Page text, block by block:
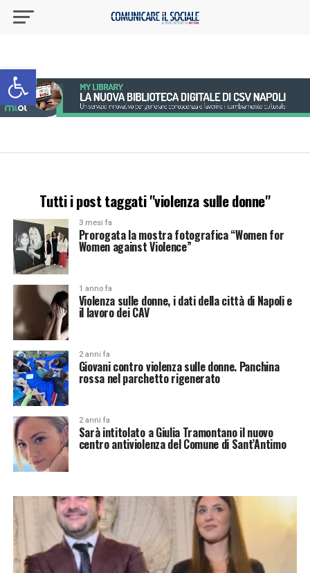
Apri la barra degli strumenti
Tutti i post taggati "violenza sulle donne"
3 mesi fa
Prorogata la mostra fotografica “Women for
Women against Violence”
1 anno fa
Violenza sulle donne, i dati della città di Napoli e
il lavoro dei CAV
2 anni fa
Giovani contro violenza sulle donne. Panchina
rossa nel parchetto rigenerato
2 anni fa
Sarà intitolato a Giulia Tramontano il nuovo
centro antiviolenza del Comune di Sant’Antimo